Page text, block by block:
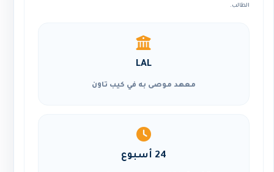
الطالب.
LAL
معهد موصى به في كيب تاون
24 أسبوع